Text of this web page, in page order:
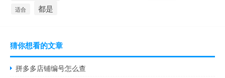
适合 都是
猜你想看的文章
拼多多店铺编号怎么查